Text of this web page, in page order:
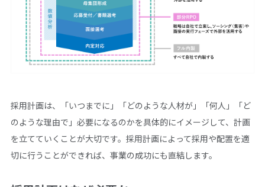
採用計画は、「いつまでに」「どのような人材が」「何人」「ど
のような理由で」必要になるのかを具体的にイメージして、計画
を立てていくことが大切です。採用計画によって採用や配置を適
切に行うことができれば、事業の成功にも直結します。